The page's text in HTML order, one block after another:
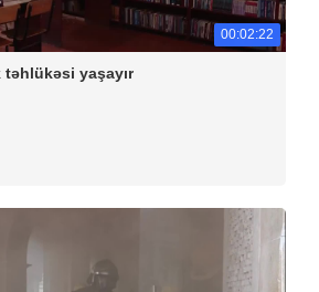
00:02:22
yaşayır